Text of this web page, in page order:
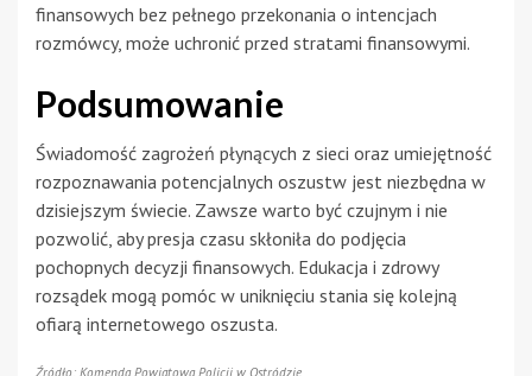
finansowych bez pełnego przekonania o intencjach
rozmówcy, może uchronić przed stratami finansowymi.
Podsumowanie
Świadomość zagrożeń płynących z sieci oraz umiejętność
rozpoznawania potencjalnych oszustw jest niezbędna w
dzisiejszym świecie. Zawsze warto być czujnym i nie
pozwolić, aby presja czasu skłoniła do podjęcia
pochopnych decyzji finansowych. Edukacja i zdrowy
rozsądek mogą pomóc w uniknięciu stania się kolejną
ofiarą internetowego oszusta.
Źródło: Komenda Powiatowa Policji w Ostródzie